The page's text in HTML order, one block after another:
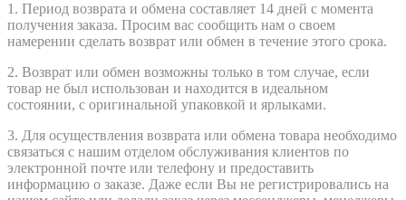
1. Период возврата и обмена составляет 14 дней с момента
получения заказа. Просим вас сообщить нам о своем
намерении сделать возврат или обмен в течение этого срока.
2. Возврат или обмен возможны только в том случае, если
товар не был использован и находится в идеальном
состоянии, с оригинальной упаковкой и ярлыками.
3. Для осуществления возврата или обмена товара необходимо
связаться с нашим отделом обслуживания клиентов по
электронной почте или телефону и предоставить
информацию о заказе. Даже если Вы не регистрировались на